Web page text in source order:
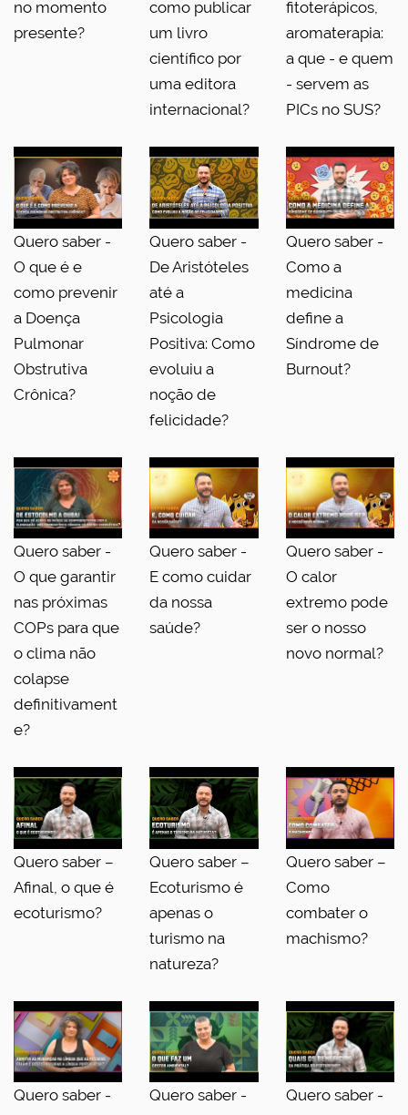
no momento
presente?
como publicar
um livro
científico por
uma editora
internacional?
fitoterápicos,
aromaterapia:
a que - e quem
- servem as
PICs no SUS?
Quero saber -
O que é e
como prevenir
a Doença
Pulmonar
Obstrutiva
Crônica?
Quero saber -
De Aristóteles
até a
Psicologia
Positiva: Como
evoluiu a
noção de
felicidade?
Quero saber -
Como a
medicina
define a
Síndrome de
Burnout?
Quero saber -
O que garantir
nas próximas
COPs para que
o clima não
colapse
definitivament
e?
Quero saber -
E como cuidar
da nossa
saúde?
Quero saber -
O calor
extremo pode
ser o nosso
novo normal?
Quero saber –
Afinal, o que é
ecoturismo?
Quero saber –
Ecoturismo é
apenas o
turismo na
natureza?
Quero saber –
Como
combater o
machismo?
Quero saber -
Quero saber -
Quero saber -